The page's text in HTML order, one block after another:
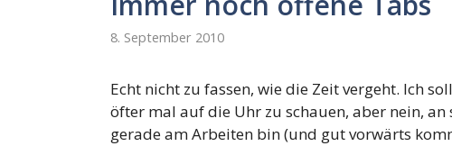
8. September 2010
Echt nicht zu fassen, wie die Zeit vergeht. Ich
öfter mal auf die Uhr zu schauen, aber nein,
gerade am Arbeiten bin (und gut vorwärts